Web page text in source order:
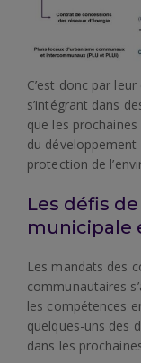
C’est donc par
s’intégrant dans
que les
du développement
protection de
Les défis
municipale
Les mandats des
communautaires
les compétences
quelques-uns des
dans les